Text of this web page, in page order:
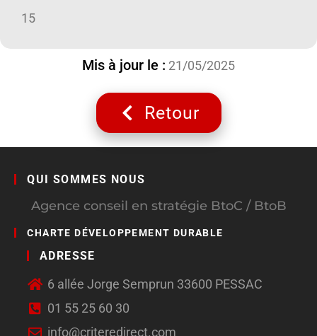
15
Mis à jour le : 21/05/2025
Retour
QUI SOMMES NOUS
Agence conseil en stratégie BtoC / BtoB
CHARTE DÉVELOPPEMENT DURABLE
ADRESSE
6 allée Jorge Semprun 33600 PESSAC
01 55 25 60 30
info@criteredirect.com